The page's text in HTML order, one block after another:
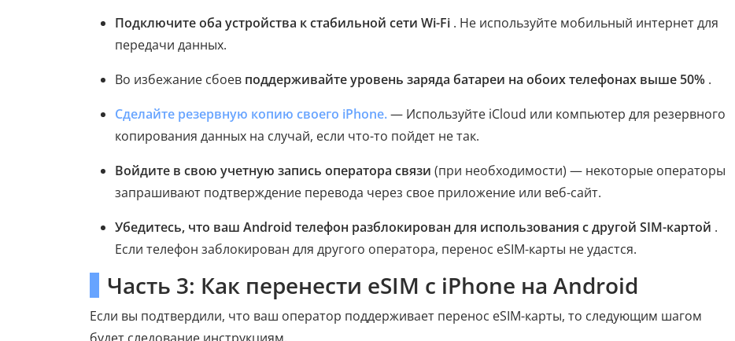
Подключите оба устройства к стабильной сети Wi-Fi . Не используйте мобильный интернет для
передачи данных.
Во избежание сбоев поддерживайте уровень заряда батареи на обоих телефонах выше 50% .
Сделайте резервную копию своего iPhone.— Используйте iCloud или компьютер для резервного
копирования данных на случай, если что-то пойдет не так.
Войдите в свою учетную запись оператора связи (при необходимости) — некоторые операторы
запрашивают подтверждение перевода через свое приложение или веб-сайт.
Убедитесь, что ваш Android телефон разблокирован для использования с другой SIM-картой .
Если телефон заблокирован для другого оператора, перенос eSIM-карты не удастся.
Часть 3: Как перенести eSIM с iPhone на Android
Если вы подтвердили, что ваш оператор поддерживает перенос eSIM-карты, то следующим шагом